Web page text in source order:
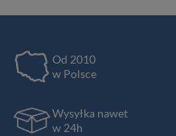
Od 2010
w Polsce
Wysyłka nawet
w 24h